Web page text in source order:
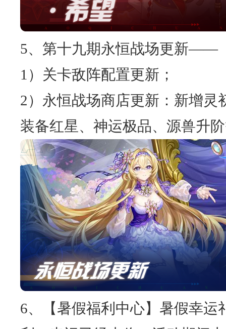
5、第十九期永恒战场更新——
1）关卡敌阵配置更新；
2）永恒战场商店更新：新增灵
装备红星、神运极品、源兽升
6、【暑假福利中心】暑假幸